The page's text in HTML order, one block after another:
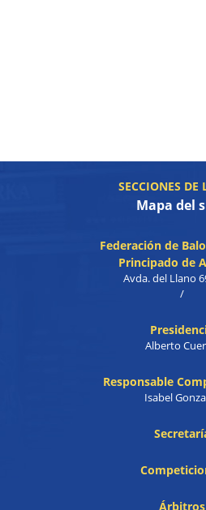
SECCIONES DE
Mapa del
Federación de
Principado de
Avda. del Llano
/
Alberto
Responsable
Isabel
Árbitros